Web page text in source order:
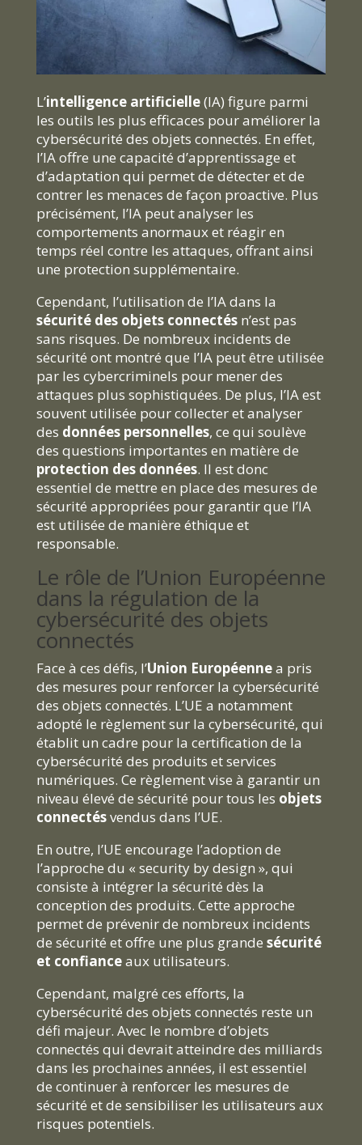
L’intelligence artificielle(IA) figure parmi
les outils les plus efficaces pour améliorer la
cybersécurité des objets connectés. En effet,
l’IA offre une capacité d’apprentissage et
d’adaptation qui permet de détecter et de
contrer les menaces de façon proactive. Plus
précisément, l’IA peut analyser les
comportements anormaux et réagir en
temps réel contre les attaques, offrant ainsi
une protection supplémentaire.
Cependant, l’utilisation de l’IA dans la
sécurité des objets connectésn’est pas
sans risques. De nombreux incidents de
sécurité ont montré que l’IA peut être utilisée
par les cybercriminels pour mener des
attaques plus sophistiquées. De plus, l’IA est
souvent utilisée pour collecter et analyser
des données personnelles, ce qui soulève
des questions importantes en matière de
protection des données. Il est donc
essentiel de mettre en place des mesures de
sécurité appropriées pour garantir que l’IA
est utilisée de manière éthique et
responsable.
Le rôle de l’Union Européenne
dans la régulation de la
cybersécurité des objets
connectés
Face à ces défis, l’Union Européennea pris
des mesures pour renforcer la cybersécurité
des objets connectés. L’UE a notamment
adopté le règlement sur la cybersécurité, qui
établit un cadre pour la certification de la
cybersécurité des produits et services
numériques. Ce règlement vise à garantir un
niveau élevé de sécurité pour tous les objets
connectésvendus dans l’UE.
En outre, l’UE encourage l’adoption de
l’approche du « security by design », qui
consiste à intégrer la sécurité dès la
conception des produits. Cette approche
permet de prévenir de nombreux incidents
de sécurité et offre une plus grande sécurité
et confianceaux utilisateurs.
Cependant, malgré ces efforts, la
cybersécurité des objets connectés reste un
défi majeur. Avec le nombre d’objets
connectés qui devrait atteindre des milliards
dans les prochaines années, il est essentiel
de continuer à renforcer les mesures de
sécurité et de sensibiliser les utilisateurs aux
risques potentiels.